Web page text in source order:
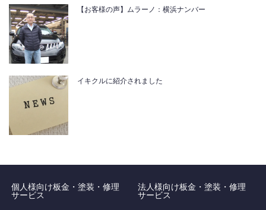
【お客様の声】ムラーノ：横浜ナンバー
イキクルに紹介されました
個人様向け板金・塗装・修理
サービス
法人様向け板金・塗装・修理
サービス